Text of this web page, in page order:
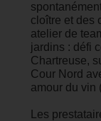
cloître et des
atelier de
jardins : défi
Chartreuse,
Cour Nord
amour du vin
Les